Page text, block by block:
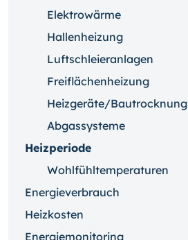
Elektrowärme
Hallenheizung
Luftschleieranlagen
Freiflächenheizung
Heizgeräte/Bautrocknung
Abgassysteme
Heizperiode
Wohlfühltemperaturen
Energieverbrauch
Heizkosten
Energiemonitoring